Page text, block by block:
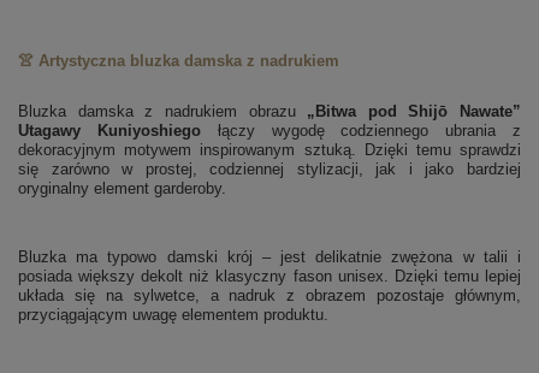
👚 Artystyczna bluzka damska z nadrukiem
Bluzka damska z nadrukiem obrazu „Bitwa pod Shijō Nawate”
Utagawy Kuniyoshiegołączy wygodę codziennego ubrania z
dekoracyjnym motywem inspirowanym sztuką. Dzięki temu sprawdzi
się zarówno w prostej, codziennej stylizacji, jak i jako bardziej
oryginalny element garderoby.
Bluzka ma typowo damski krój – jest delikatnie zwężona w talii i
posiada większy dekolt niż klasyczny fason unisex. Dzięki temu lepiej
układa się na sylwetce, a nadruk z obrazem pozostaje głównym,
przyciągającym uwagę elementem produktu.